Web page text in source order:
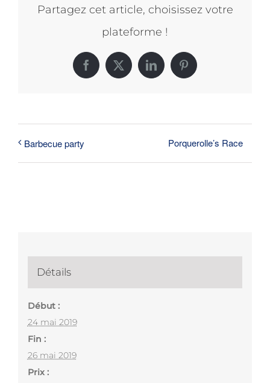
Partagez cet article, choisissez votre
plateforme !
Facebook
X LinkedInPinterest
Barbecue party Porquerolle’s Race
Détails
Début :
24 mai 2019
Fin :
26 mai 2019
Prix :